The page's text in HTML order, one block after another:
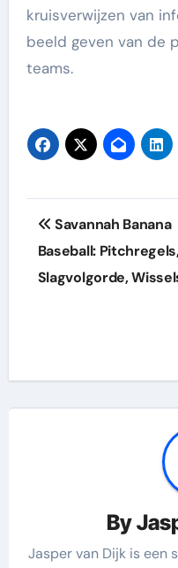
kruisverwijzen van
beeld geven van de
teams.
Post
navigation
Savannah Banana
Baseball:
Slagvolgorde,
By
Jasper van Dijk is een